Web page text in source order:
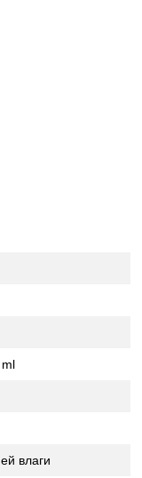
влаги